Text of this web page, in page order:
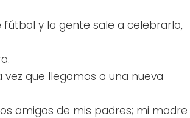
y la gente sale a celebrarlo,
que llegamos a una nueva
amigos de mis padres; mi madre